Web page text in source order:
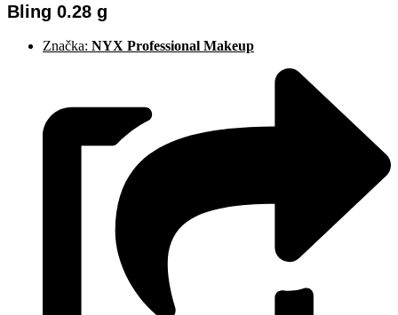
Bling 0.28 g
Značka: NYX Professional Makeup